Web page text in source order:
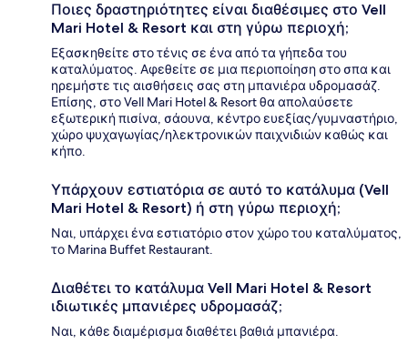
Ποιες δραστηριότητες είναι διαθέσιμες στο Vell
Mari Hotel & Resort και στη γύρω περιοχή;
Εξασκηθείτε στο τένις σε ένα από τα γήπεδα του
καταλύματος. Αφεθείτε σε μια περιοποίηση στο σπα και
ηρεμήστε τις αισθήσεις σας στη μπανιέρα υδρομασάζ.
Επίσης, στο Vell Mari Hotel & Resort θα απολαύσετε
εξωτερική πισίνα, σάουνα, κέντρο ευεξίας/γυμναστήριο,
χώρο ψυχαγωγίας/ηλεκτρονικών παιχνιδιών καθώς και
κήπο.
Υπάρχουν εστιατόρια σε αυτό το κατάλυμα (Vell
Mari Hotel & Resort) ή στη γύρω περιοχή;
Ναι, υπάρχει ένα εστιατόριο στον χώρο του καταλύματος,
το Marina Buffet Restaurant.
Διαθέτει το κατάλυμα Vell Mari Hotel & Resort
ιδιωτικές μπανιέρες υδρομασάζ;
Ναι, κάθε διαμέρισμα διαθέτει βαθιά μπανιέρα.